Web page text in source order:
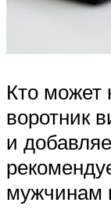
Кто может
воротник
и
мужчинам